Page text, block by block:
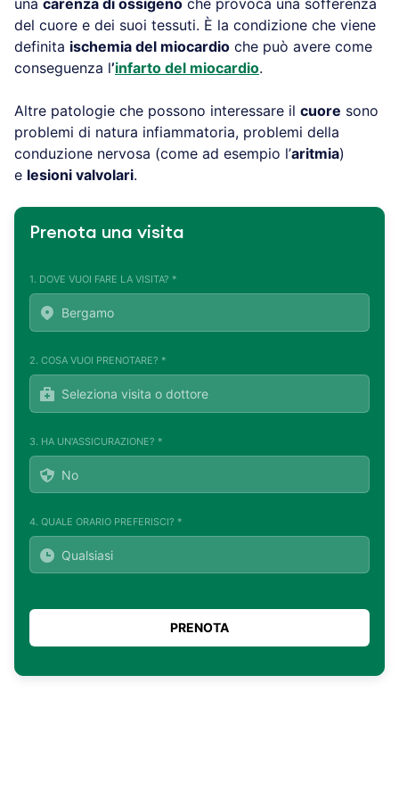
del cuore e dei suoi tessuti. È la condizione che viene
definita ischemia del miocardio che può avere come
conseguenza l’infarto del miocardio.
Altre patologie che possono interessare il cuore sono
problemi di natura infiammatoria, problemi della
conduzione nervosa (come ad esempio l’aritmia)
e lesioni valvolari.
Prenota una visita
1. DOVE VUOI FARE LA VISITA? *
2. COSA VUOI PRENOTARE? *
3. HA UN'ASSICURAZIONE? *
4. QUALE ORARIO PREFERISCI? *